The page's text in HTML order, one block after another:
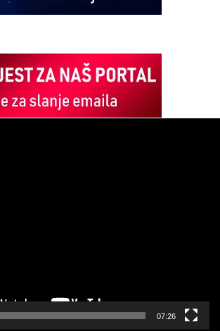
07:26